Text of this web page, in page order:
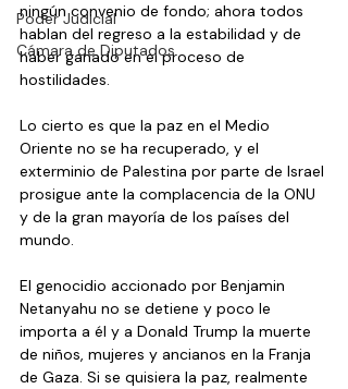
Poder Judicial
Cámara de Diputados
ningún convenio de fondo; ahora todos
hablan del regreso a la estabilidad y de
haber ganado en el proceso de
hostilidades.
Lo cierto es que la paz en el Medio
Oriente no se ha recuperado, y el
exterminio de Palestina por parte de Israel
prosigue ante la complacencia de la ONU
y de la gran mayoría de los países del
mundo.
El genocidio accionado por Benjamin
Netanyahu no se detiene y poco le
importa a él y a Donald Trump la muerte
de niños, mujeres y ancianos en la Franja
de Gaza. Si se quisiera la paz, realmente